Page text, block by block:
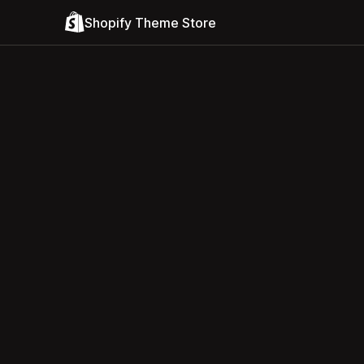
Shopify Theme Store